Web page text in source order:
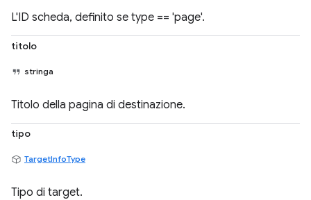
L'ID scheda, definito se type == 'page'.
titolo
stringa
Titolo della pagina di destinazione.
tipo
TargetInfoType
Tipo di target.